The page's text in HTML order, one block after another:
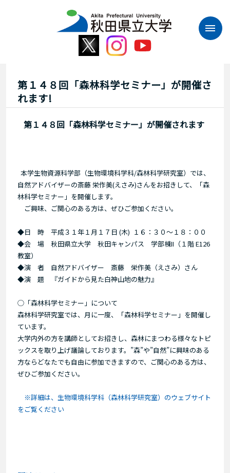
第１４８回「森林科学セミナー」が開催さ
れます!
第１４８回「森林科学セミナー」が開催されます
本学生物資源科学部（生物環境科学科/森林科学研究室）では、
自然アドバイザーの斎藤 栄作美(えさみ)さんをお招きして、「森
林科学セミナー」を開催します。
ご興味、ご関心のある方は、ぜひご参加ください。
◆日 時 平成３１年１月１７日 (木) １６：３０～１８：００
◆会 場 秋田県立大学 秋田キャンパス 学部棟II（１階 E126
教室）
◆演 者 自然アドバイザー 斎藤 栄作美（えさみ）さん
◆演 題 『ガイドから見た白神山地の魅力』
◯「森林科学セミナー」について
森林科学研究室では、月に一度、「森林科学セミナー」を開催し
ています。
大学内外の方を講師としてお招きし、森林にまつわる様々なトピ
ックスを取り上げ議論しております。”森”や”自然”に興味のある
方ならどなたでも自由に参加できますので、ご関心のある方は、
ぜひご参加ください。
※詳細は、生物環境科学科（森林科学研究室）のウェブサイト
をご覧ください